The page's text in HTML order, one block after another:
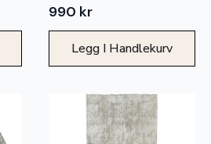
990 kr
Legg I Handlekurv